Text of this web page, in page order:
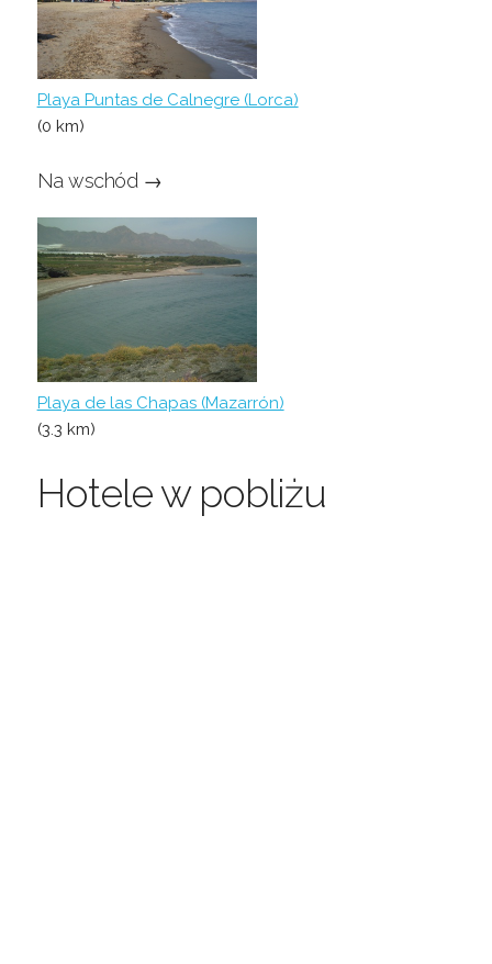
Playa Puntas de Calnegre (Lorca)
(0 km)
Na wschód →
Playa de las Chapas (Mazarrón)
(3.3 km)
Hotele w pobliżu